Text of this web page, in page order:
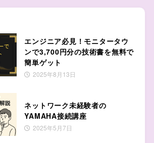
エンジニア必見！モニタータウ
ンで3,700円分の技術書を無料で
簡単ゲット
2025年8月13日
ネットワーク未経験者の
YAMAHA接続講座
2025年5月7日